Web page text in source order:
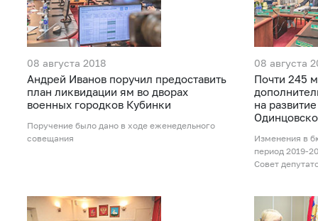
08 августа 2018
Андрей Иванов поручил предоставить
план ликвидации ям во дворах
военных городков Кубинки
Поручение было дано в ходе еженедельного
совещания
08 августа
Почти 245
на
Изменения в
период 2019-
Совет